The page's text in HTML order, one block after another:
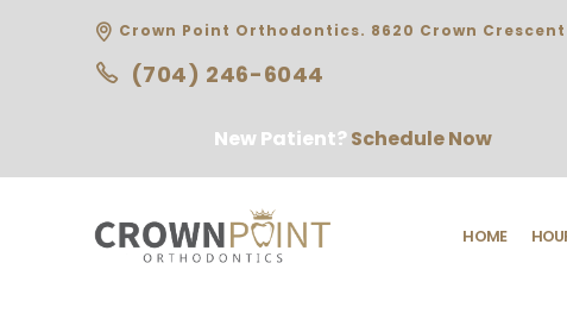
Crown Point Orthodontics. 8620 Crown
(704) 246-6044
New Patient?Schedule Now
HOME